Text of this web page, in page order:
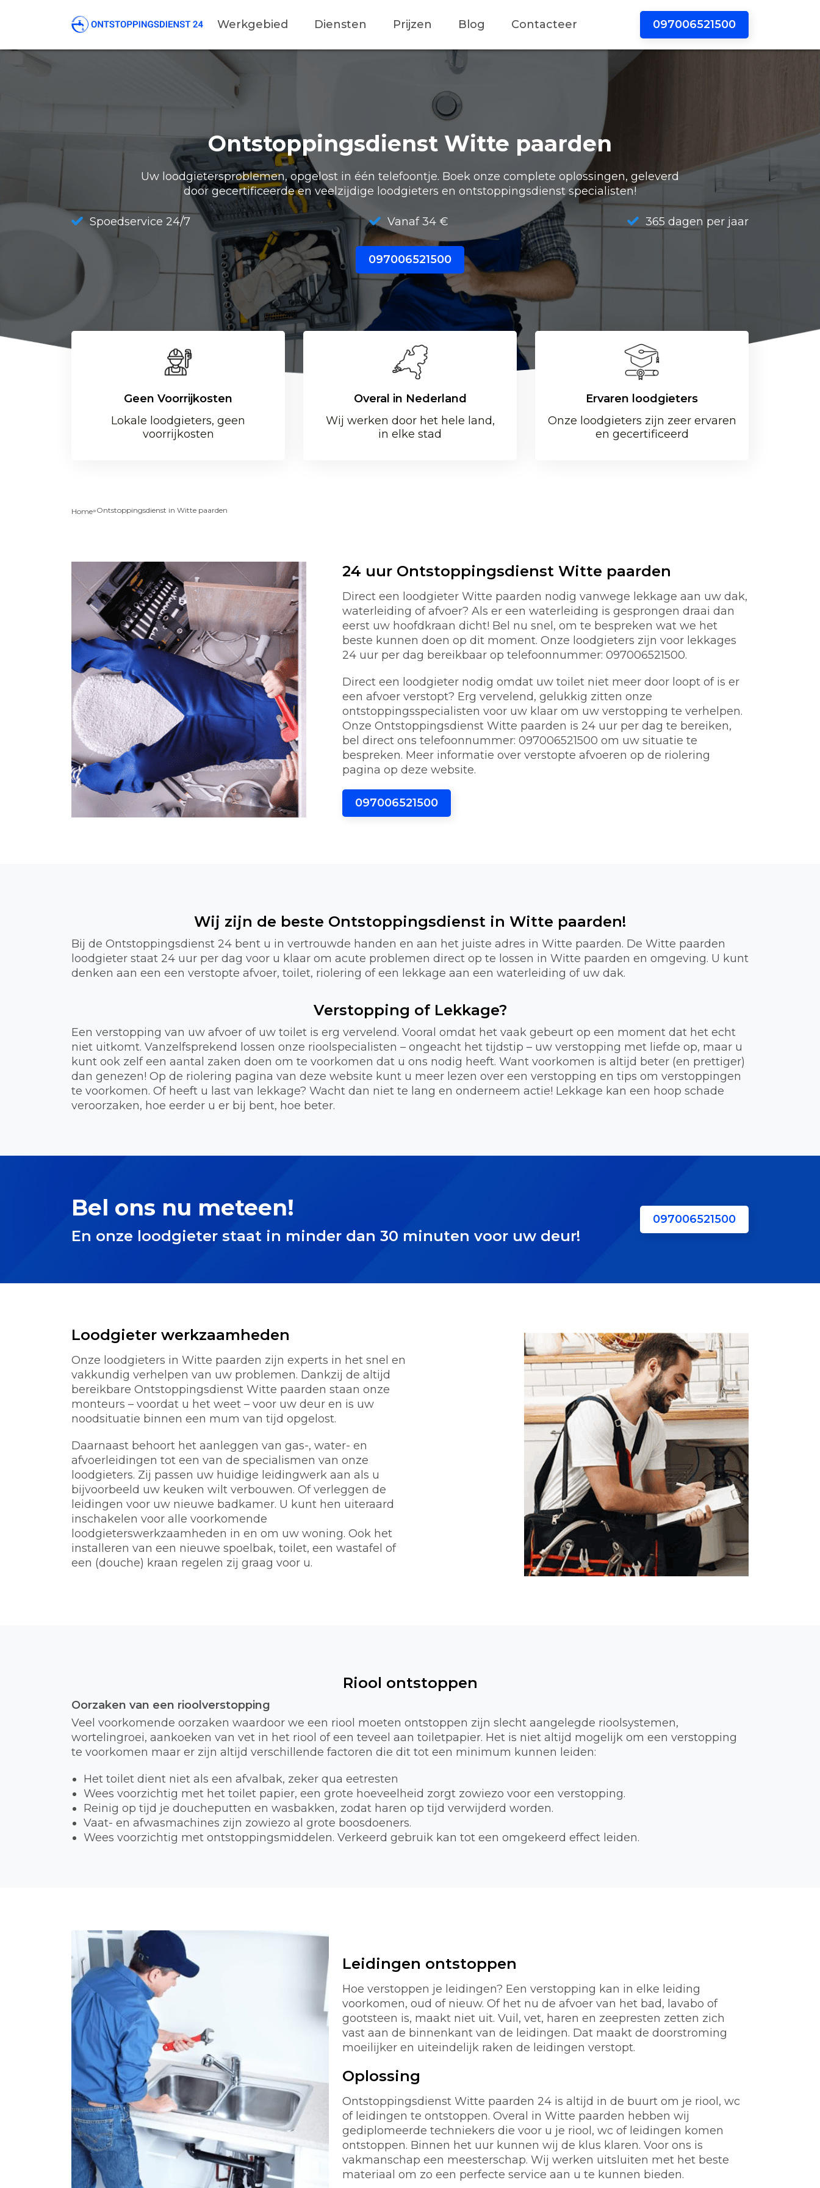
097006521500
Werkgebied Diensten Prijzen Blog Contacteer
Ontstoppingsdienst Witte paarden
Uw loodgietersproblemen, opgelost in één telefoontje. Boek onze complete oplossingen, geleverd
door gecertificeerde en veelzijdige loodgieters en ontstoppingsdienst specialisten!
Spoedservice 24/7 Vanaf 34 € 365 dagen per jaar
097006521500
Geen Voorrijkosten
Lokale loodgieters, geen
voorrijkosten
Overal in Nederland
Wij werken door het hele land,
in elke stad
Ervaren loodgieters
Onze loodgieters zijn zeer ervaren
en gecertificeerd
Home»Ontstoppingsdienst in Witte paarden
24 uur Ontstoppingsdienst Witte paarden
Direct een loodgieter Witte paarden nodig vanwege lekkage aan uw dak,
waterleiding of afvoer? Als er een waterleiding is gesprongen draai dan
eerst uw hoofdkraan dicht! Bel nu snel, om te bespreken wat we het
beste kunnen doen op dit moment. Onze loodgieters zijn voor lekkages
24 uur per dag bereikbaar op telefoonnummer: 097006521500.
Direct een loodgieter nodig omdat uw toilet niet meer door loopt of is er
een afvoer verstopt? Erg vervelend, gelukkig zitten onze
ontstoppingsspecialisten voor uw klaar om uw verstopping te verhelpen.
Onze Ontstoppingsdienst Witte paarden is 24 uur per dag te bereiken,
bel direct ons telefoonnummer: 097006521500 om uw situatie te
bespreken. Meer informatie over verstopte afvoeren op de riolering
pagina op deze website.
097006521500
Wij zijn de beste Ontstoppingsdienst in Witte paarden!
Bij de Ontstoppingsdienst 24 bent u in vertrouwde handen en aan het juiste adres in Witte paarden. De Witte paarden
loodgieter staat 24 uur per dag voor u klaar om acute problemen direct op te lossen in Witte paarden en omgeving. U kunt
denken aan een een verstopte afvoer, toilet, riolering of een lekkage aan een waterleiding of uw dak.
Verstopping of Lekkage?
Een verstopping van uw afvoer of uw toilet is erg vervelend. Vooral omdat het vaak gebeurt op een moment dat het echt
niet uitkomt. Vanzelfsprekend lossen onze rioolspecialisten – ongeacht het tijdstip – uw verstopping met liefde op, maar u
kunt ook zelf een aantal zaken doen om te voorkomen dat u ons nodig heeft. Want voorkomen is altijd beter (en prettiger)
dan genezen! Op de riolering pagina van deze website kunt u meer lezen over een verstopping en tips om verstoppingen
te voorkomen. Of heeft u last van lekkage? Wacht dan niet te lang en onderneem actie! Lekkage kan een hoop schade
veroorzaken, hoe eerder u er bij bent, hoe beter.
Bel ons nu meteen!
En onze loodgieter staat in minder dan 30 minuten voor uw deur!
097006521500
Loodgieter werkzaamheden
Onze loodgieters in Witte paarden zijn experts in het snel en
vakkundig verhelpen van uw problemen. Dankzij de altijd
bereikbare Ontstoppingsdienst Witte paarden staan onze
monteurs – voordat u het weet – voor uw deur en is uw
noodsituatie binnen een mum van tijd opgelost.
Daarnaast behoort het aanleggen van gas-, water- en
afvoerleidingen tot een van de specialismen van onze
loodgieters. Zij passen uw huidige leidingwerk aan als u
bijvoorbeeld uw keuken wilt verbouwen. Of verleggen de
leidingen voor uw nieuwe badkamer. U kunt hen uiteraard
inschakelen voor alle voorkomende
loodgieterswerkzaamheden in en om uw woning. Ook het
installeren van een nieuwe spoelbak, toilet, een wastafel of
een (douche) kraan regelen zij graag voor u.
Riool ontstoppen
Oorzaken van een rioolverstopping
Veel voorkomende oorzaken waardoor we een riool moeten ontstoppen zijn slecht aangelegde rioolsystemen,
wortelingroei, aankoeken van vet in het riool of een teveel aan toiletpapier. Het is niet altijd mogelijk om een verstopping
te voorkomen maar er zijn altijd verschillende factoren die dit tot een minimum kunnen leiden:
Het toilet dient niet als een afvalbak, zeker qua eetresten
Wees voorzichtig met het toilet papier, een grote hoeveelheid zorgt zowiezo voor een verstopping.
Reinig op tijd je doucheputten en wasbakken, zodat haren op tijd verwijderd worden.
Vaat- en afwasmachines zijn zowiezo al grote boosdoeners.
Wees voorzichtig met ontstoppingsmiddelen. Verkeerd gebruik kan tot een omgekeerd effect leiden.
Leidingen ontstoppen
Hoe verstoppen je leidingen? Een verstopping kan in elke leiding
voorkomen, oud of nieuw. Of het nu de afvoer van het bad, lavabo of
gootsteen is, maakt niet uit. Vuil, vet, haren en zeepresten zetten zich
vast aan de binnenkant van de leidingen. Dat maakt de doorstroming
moeilijker en uiteindelijk raken de leidingen verstopt.
Oplossing
Ontstoppingsdienst Witte paarden 24 is altijd in de buurt om je riool, wc
of leidingen te ontstoppen. Overal in Witte paarden hebben wij
gediplomeerde techniekers die voor u je riool, wc of leidingen komen
ontstoppen. Binnen het uur kunnen wij de klus klaren. Voor ons is
vakmanschap een meesterschap. Wij werken uitsluiten met het beste
materiaal om zo een perfecte service aan u te kunnen bieden.